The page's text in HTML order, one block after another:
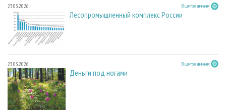
23.03.2026 В центре внимания
Лесопромышленный комплекс России
23.03.2026 В центре внимания
Деньги под ногами